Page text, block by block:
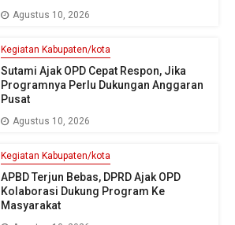
Agustus 10, 2026
Kegiatan Kabupaten/kota
Sutami Ajak OPD Cepat Respon, Jika
Programnya Perlu Dukungan Anggaran
Pusat
Agustus 10, 2026
Kegiatan Kabupaten/kota
APBD Terjun Bebas, DPRD Ajak OPD
Kolaborasi Dukung Program Ke
Masyarakat